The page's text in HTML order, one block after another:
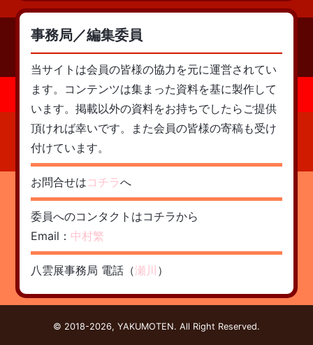
事務局／編集委員
当サイトは会員の皆様の協力を元に運営されてい
ます。コンテンツは集まった資料を基に製作して
います。掲載以外の資料をお持ちでしたらご提供
頂ければ幸いです。また会員の皆様の寄稿も受け
付けています。
お問合せはコチラへ
委員へのコンタクトはコチラから
Email： 中村繁
八雲展事務局 電話（瀬川 ）
© 2018-2026, YAKUMOTEN. All Right Reserved.